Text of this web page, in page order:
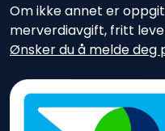
Om ikke annet er
merverdiavgift, fritt
Ønsker du å melde deg